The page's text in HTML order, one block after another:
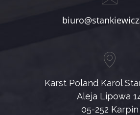
Karst Poland Karol
Aleja Lipowa
05-252 Karpin